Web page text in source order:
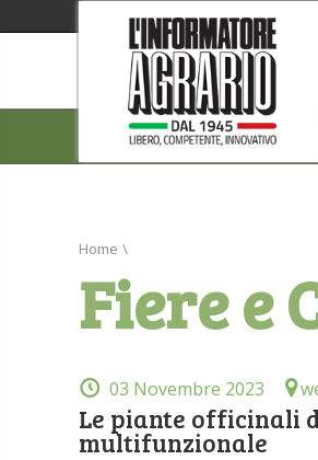
Home \
Fiere e
03 Novembre 2023
Le piante officinali
multifunzionale